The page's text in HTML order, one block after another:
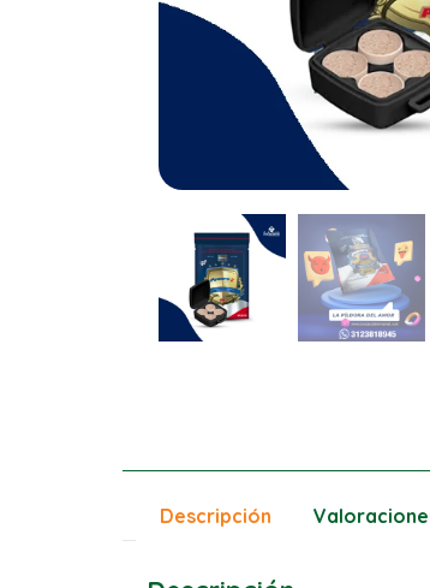
Descripción